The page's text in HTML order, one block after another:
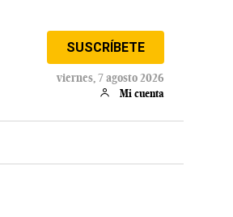
SUSCRÍBETE
viernes, 7 agosto 2026
Mi cuenta